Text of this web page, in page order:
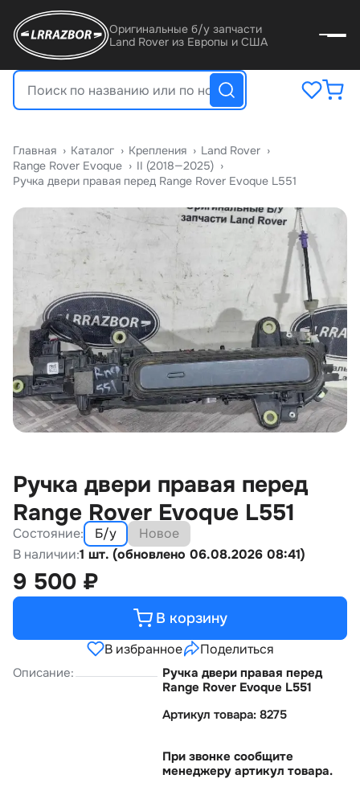
Оригинальные б/у запчасти
Land Rover из Европы и США
Главная › Катало › Крепления › Land Rover ›
Range Rover Evoque › II (2018—2025) ›
Ручка двери правая перед Range Rover Evoque L551
Ручка двери правая перед
Range Rover Evoque L551
Состояние: Б/у
Новое
В наличии:1 шт. (обновлено 06.08.2026 08:41)
9 500 ₽
В корзину
В избранное Поделиться
Описание:
Ручка двери правая перед
Range Rover Evoque L551
Артикул товара: 8275
При звонке сообщите
менеджеру артикул товара.